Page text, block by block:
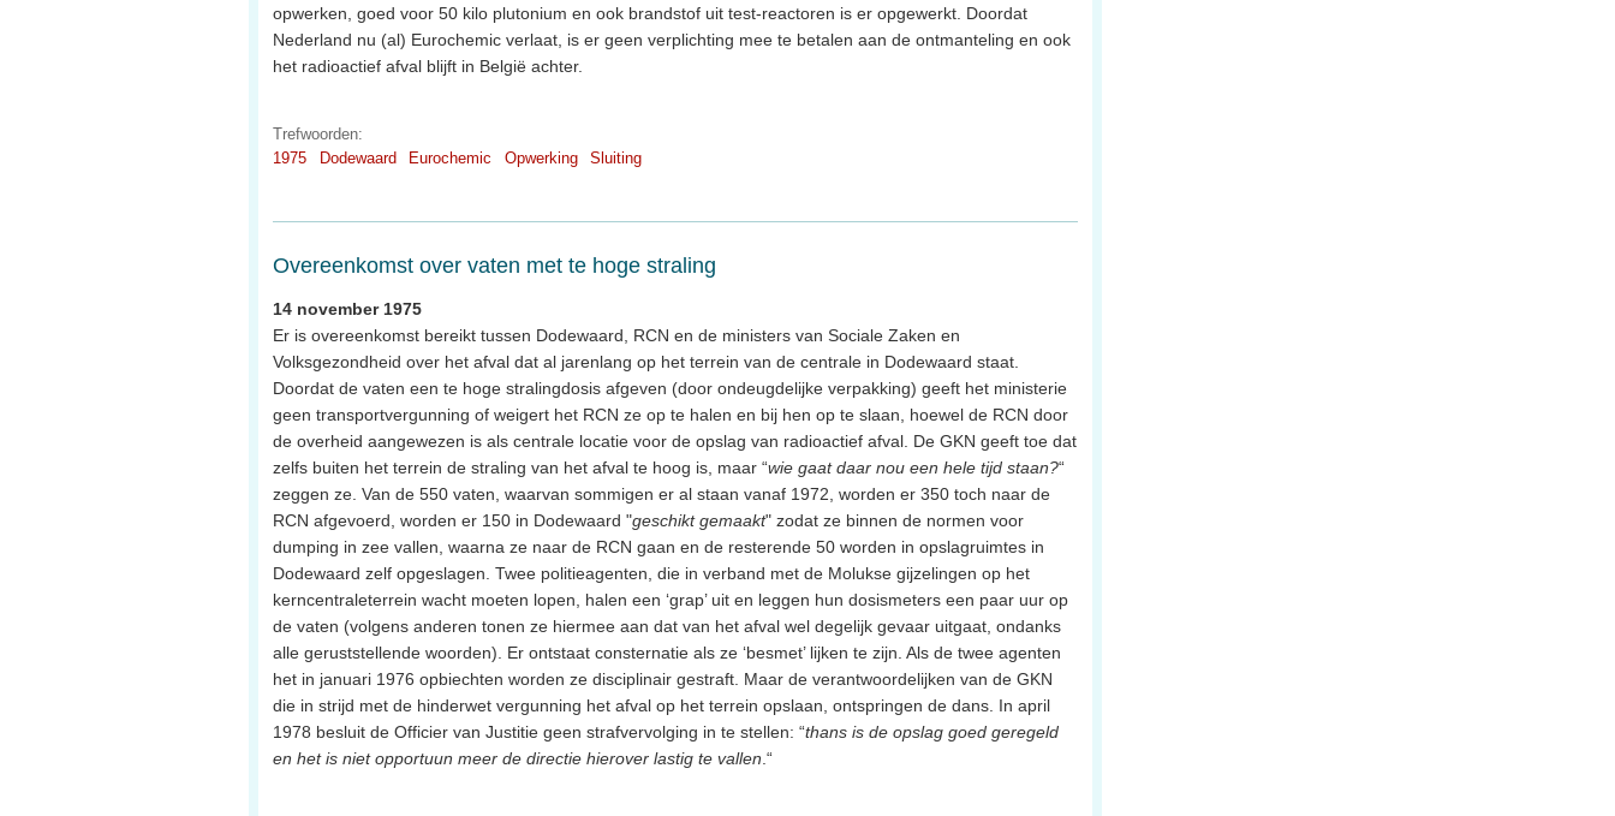
opwerken, goed voor 50 kilo plutonium en ook brandstof uit test-reactoren is er opgewerkt. Doordat
Nederland nu (al) Eurochemic verlaat, is er geen verplichting mee te betalen aan de ontmanteling en ook
het radioactief afval blijft in België achter.
Trefwoorden:
1975
Dodewaard Eurochemic Opwerking Sluiting
Overeenkomst over vaten met te hoge straling
14 november 1975
Er is overeenkomst bereikt tussen Dodewaard, RCN en de ministers van Sociale Zaken en
Volksgezondheid over het afval dat al jarenlang op het terrein van de centrale in Dodewaard staat.
Doordat de vaten een te hoge stralingdosis afgeven (door ondeugdelijke verpakking) geeft het ministerie
geen transportvergunning of weigert het RCN ze op te halen en bij hen op te slaan, hoewel de RCN door
de overheid aangewezen is als centrale locatie voor de opslag van radioactief afval. De GKN geeft toe dat
zelfs buiten het terrein de straling van het afval te hoog is, maar “wie gaat daar nou een hele tijd staan?“
zeggen ze. Van de 550 vaten, waarvan sommigen er al staan vanaf 1972, worden er 350 toch naar de
RCN afgevoerd, worden er 150 in Dodewaard "geschikt gemaakt" zodat ze binnen de normen voor
dumping in zee vallen, waarna ze naar de RCN gaan en de resterende 50 worden in opslagruimtes in
Dodewaard zelf opgeslagen. Twee politieagenten, die in verband met de Molukse gijzelingen op het
kerncentraleterrein wacht moeten lopen, halen een ‘grap’ uit en leggen hun dosismeters een paar uur op
de vaten (volgens anderen tonen ze hiermee aan dat van het afval wel degelijk gevaar uitgaat, ondanks
alle geruststellende woorden). Er ontstaat consternatie als ze ‘besmet’ lijken te zijn. Als de twee agenten
het in januari 1976 opbiechten worden ze disciplinair gestraft. Maar de verantwoordelijken van de GKN
die in strijd met de hinderwet vergunning het afval op het terrein opslaan, ontspringen de dans. In april
1978 besluit de Officier van Justitie geen strafvervolging in te stellen: “thans is de opslag goed geregeld
en het is niet opportuun meer de directie hierover lastig te vallen.“